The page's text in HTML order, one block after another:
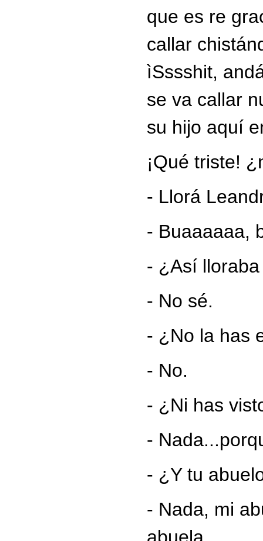
que es re
callar
ìSssshit,
se va callar
su hijo aquí
¡Qué triste!
- Llorá
- Buaaaaaa,
- ¿Así
- No sé.
- ¿No la has
- No.
- ¿Ni has
-
- ¿Y tu
- Nada, mi